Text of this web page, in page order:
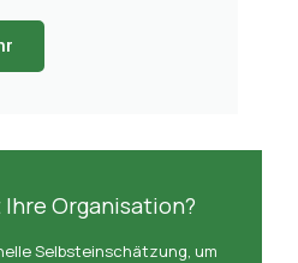
Organisation?
Selbsteinschätzung, um